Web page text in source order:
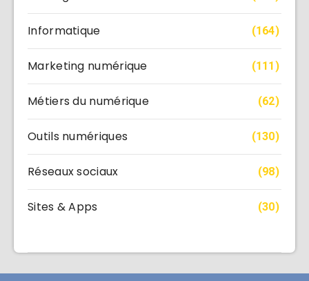
Informatique (164)
Marketing numérique (111)
Métiers du numérique (62)
Outils numériques (130)
Réseaux sociaux (98)
Sites & Apps (30)